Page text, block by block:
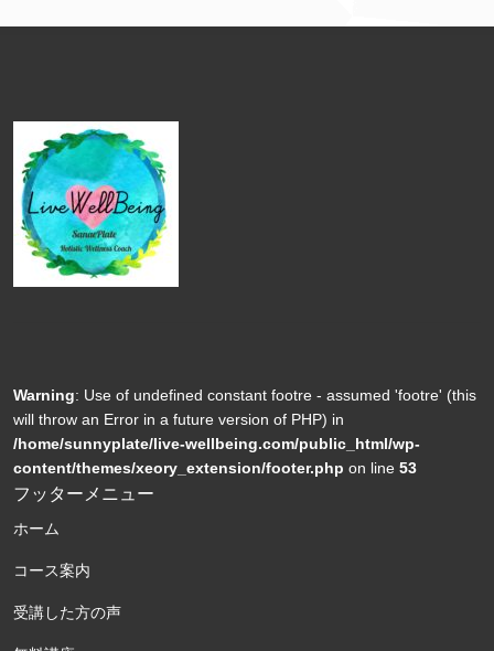
Warning: Use of undefined constant footre - assumed 'footre' (this
will throw an Error in a future version of PHP) in
/home/sunnyplate/live-wellbeing.com/public_html/wp-
content/themes/xeory_extension/footer.php on line 53
フッターメニュー
ホーム
コース案内
受講した方の声